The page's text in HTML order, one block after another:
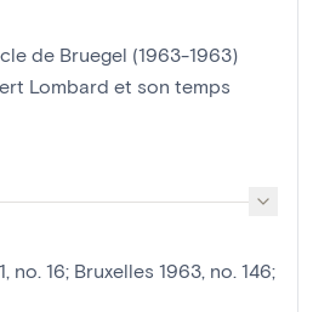
de Bruegel (1963-1963)
Lombard et son temps
no. 16; Bruxelles 1963, no. 146;